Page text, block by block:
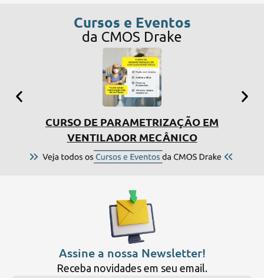
Cursos e Eventos
da CMOS Drake
CURSO DE PARAMETRIZAÇÃO EM
VENTILADOR MECÂNICO
Assine a nossa Newsletter!
Receba novidades em seu email.